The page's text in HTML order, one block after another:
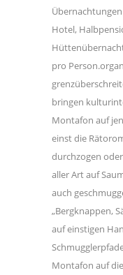
Hotel,
pro
bringen
Montafon auf
einst die
durchzogen
aller Art auf
auch
„Bergknappen,
auf einstigen
Montafon auf